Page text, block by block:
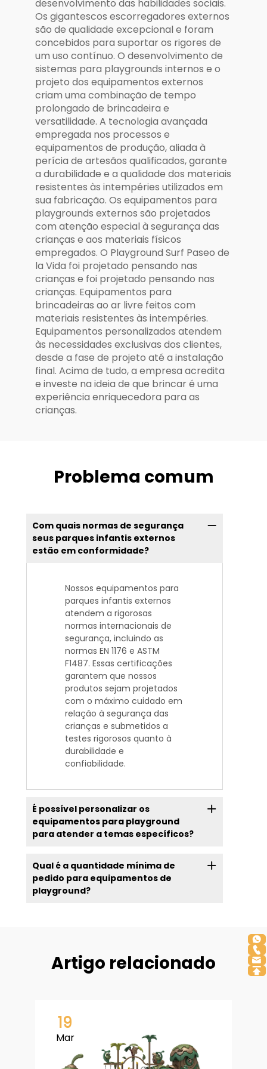
desenvolvimento das habilidades sociais.
Os gigantescos escorregadores externos
são de qualidade excepcional e foram
concebidos para suportar os rigores de
um uso contínuo. O desenvolvimento de
sistemas para playgrounds internos e o
projeto dos equipamentos externos
criam uma combinação de tempo
prolongado de brincadeira e
versatilidade. A tecnologia avançada
empregada nos processos e
equipamentos de produção, aliada à
perícia de artesãos qualificados, garante
a durabilidade e a qualidade dos materiais
resistentes às intempéries utilizados em
sua fabricação. Os equipamentos para
playgrounds externos são projetados
com atenção especial à segurança das
crianças e aos materiais físicos
empregados. O Playground Surf Paseo de
la Vida foi projetado pensando nas
crianças e foi projetado pensando nas
crianças. Equipamentos para
brincadeiras ao ar livre feitos com
materiais resistentes às intempéries.
Equipamentos personalizados atendem
às necessidades exclusivas dos clientes,
desde a fase de projeto até a instalação
final. Acima de tudo, a empresa acredita
e investe na ideia de que brincar é uma
experiência enriquecedora para as
crianças.
Problema comum
Com quais normas de segurança
seus parques infantis externos
estão em conformidade?
Nossos equipamentos para
parques infantis externos
atendem a rigorosas
normas internacionais de
segurança, incluindo as
normas EN 1176 e ASTM
F1487. Essas certificações
garantem que nossos
produtos sejam projetados
com o máximo cuidado em
relação à segurança das
crianças e submetidos a
testes rigorosos quanto à
durabilidade e
confiabilidade.
É possível personalizar os
equipamentos para playground
para atender a temas específicos?
Qual é a quantidade mínima de
pedido para equipamentos de
playground?
Artigo relacionado
19
Mar